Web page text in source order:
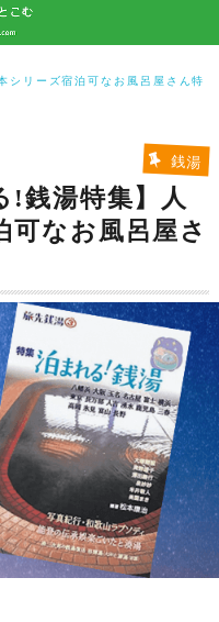
シリーズ宿泊可なお風呂屋さん特
銭湯
!銭湯特集】人
可なお風呂屋さ